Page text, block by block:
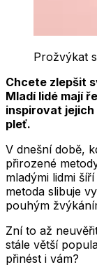
Prožvýkat
Chcete zlepšit
Mladí lidé mají
inspirovat jejich
pleť.
V dnešní době,
přirozené
mladými lidmi
metoda slibuje
pouhým
Zní to až
stále větší
přinést i vám?